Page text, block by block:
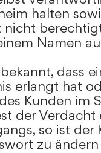
halten
nicht
Namen
dass
erlangt hat
Kunden im
der Verdacht
so ist
zu